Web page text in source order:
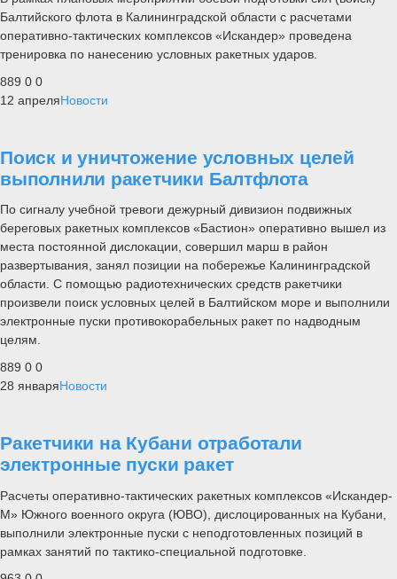
Балтийского флота в Калининградской области с расчетами
оперативно-тактических комплексов «Искандер» проведена
тренировка по нанесению условных ракетных ударов.
889 0 0
12 апреляНовости
Поиск и уничтожение условных целей
выполнили ракетчики Балтфлота
По сигналу учебной тревоги дежурный дивизион подвижных
береговых ракетных комплексов «Бастион» оперативно вышел из
места постоянной дислокации, совершил марш в район
развертывания, занял позиции на побережье Калининградской
области. С помощью радиотехнических средств ракетчики
произвели поиск условных целей в Балтийском море и выполнили
электронные пуски противокорабельных ракет по надводным
целям.
889 0 0
28 январяНовости
Ракетчики на Кубани отработали
электронные пуски ракет
Расчеты оперативно-тактических ракетных комплексов «Искандер-
М» Южного военного округа (ЮВО), дислоцированных на Кубани,
выполнили электронные пуски с неподготовленных позиций в
рамках занятий по тактико-специальной подготовке.